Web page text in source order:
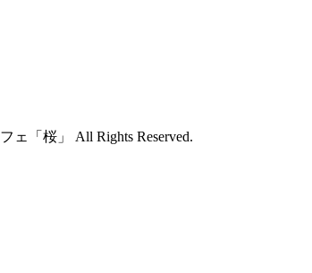
「桜」 All Rights Reserved.